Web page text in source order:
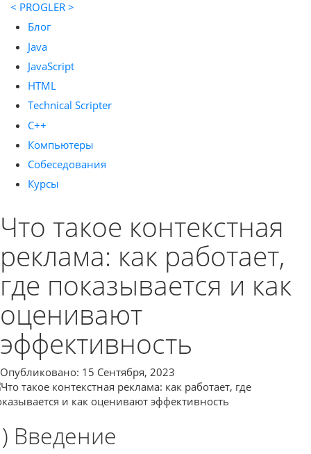
< PROGLER >
Блог
Java
JavaScript
HTML
Technical Scripter
C++
Компьютеры
Собеседования
Курсы
Что такое контекстная
реклама: как работает,
где показывается и как
оценивают
эффективность
Опубликовано: 15 Сентября, 2023
Введение